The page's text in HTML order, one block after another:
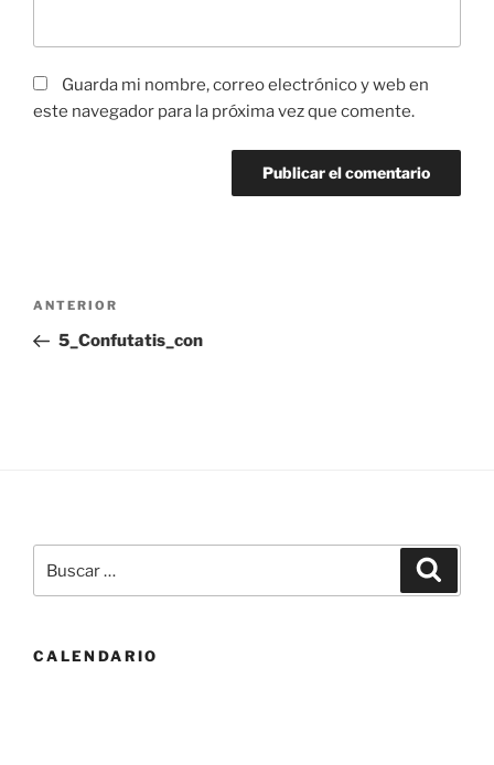
Guarda mi nombre, correo electrónico y web en
este navegador para la próxima vez que comente.
Navegación
entradas
Entrada
anterior:
ANTERIOR
5_Confutatis_con
por:
CALENDARIO